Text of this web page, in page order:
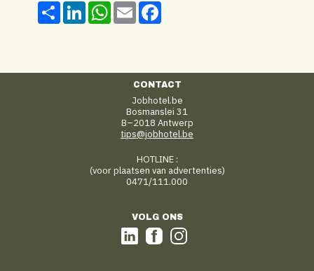
Share LinkedInWhatsApp
Email
CONTACT
Jobhotel.be
Bosmanslei 31
B–2018 Antwerp
tips@jobhotel.be
HOTLINE :
(voor plaatsen van advertenties)
0471/111.000
VOLG ONS